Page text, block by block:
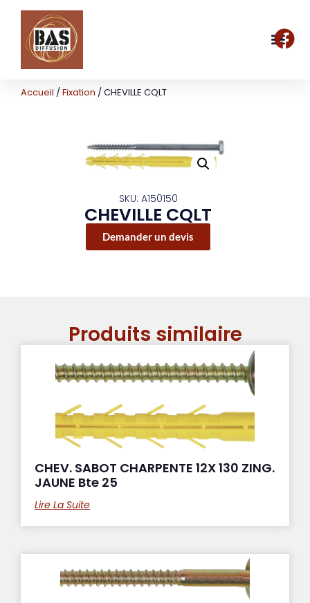
Accueil /Fixation / CHEVILLE CQLT
SKU: A150150
CHEVILLE CQLT
Demander un devis
Produits similaire
CHEV. SABOT CHARPENTE 12X 130 ZING.
JAUNE Bte 25
Lire La Suite